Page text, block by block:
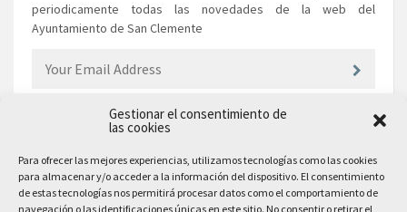
Gestionar el consentimiento de
las cookies
Para ofrecer las mejores experiencias, utilizamos tecnologías como las cookies
para almacenar y/o acceder a la información del dispositivo. El consentimiento
de estas tecnologías nos permitirá procesar datos como el comportamiento de
navegación o las identificaciones únicas en este sitio. No consentir o retirar el
periodicamente todas las novedades de la web del
Ayuntamiento de San Clemente
EL AYUNTAMIENTO
Plaza Mayor, 10
San Clemente, 16600, Cuenca